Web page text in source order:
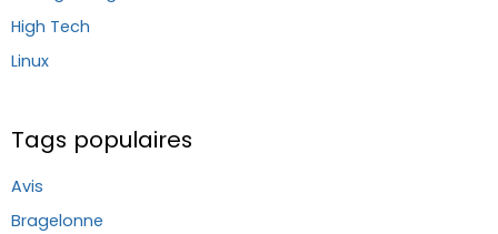
High Tech
Linux
Tags populaires
Avis
Bragelonne